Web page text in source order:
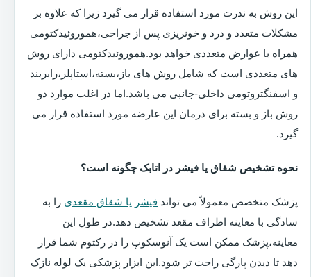
این روش به ندرت مورد استفاده قرار می گیرد زیرا که علاوه بر
مشکلات متعدد و درد و خونریزی پس از جراحی،هموروئیدکتومی
همراه با عوارض متعددی خواهد بود.هموروئیدکتومی دارای روش
های متعددی است که شامل روش های باز،بسته،استاپلر،رابربند
و اسفنگتروتومی داخلی-جانبی می باشد.اما در اغلب موارد دو
روش باز و بسته برای درمان این عارضه مورد استفاده قرار می
گیرد.
نحوه تشخیص شقاق یا فیشر در اتابک چگونه است؟
پزشک متخصص معمولاً می تواند فیشر یا شقاق مقعدی را به
سادگی با معاینه اطراف مقعد تشخیص دهد.در طول این
معاینه،پزشک ممکن است یک آنوسکوپ را در رکتوم شما قرار
دهد تا دیدن پارگی راحت تر شود.این ابزار پزشکی یک لوله نازک